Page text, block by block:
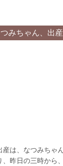
みちゃん、出産
は、なつみちゃ
昨日の三時から